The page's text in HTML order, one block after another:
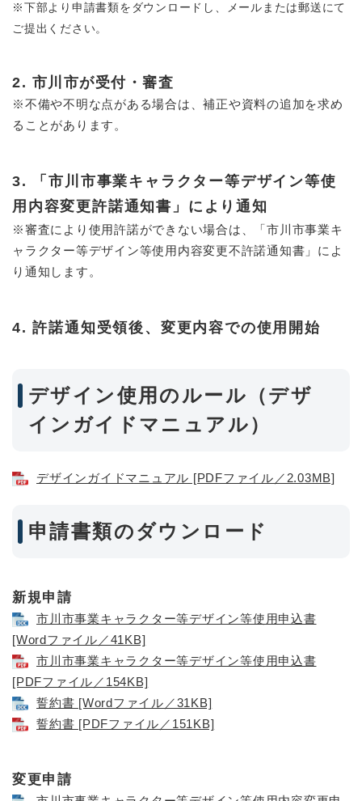
※下部より申請書類をダウンロードし、メールまたは郵送にて
ご提出ください。
2. 市川市が受付・審査
※不備や不明な点がある場合は、補正や資料の追加を求め
ることがあります。
3. 「市川市事業キャラクター等デザイン等使
用内容変更許諾通知書」により通知
※審査により使用許諾ができない場合は、「市川市事業キ
ャラクター等デザイン等使用内容変更不許諾通知書」によ
り通知します。
4. 許諾通知受領後、変更内容での使用開始
デザイン使用のルール（デザ
インガイドマニュアル）
デザインガイドマニュアル [PDFファイル／2.03MB]
申請書類のダウンロード
新規申請
市川市事業キャラクター等デザイン等使用申込書
[Wordファイル／41KB]
市川市事業キャラクター等デザイン等使用申込書
[PDFファイル／154KB]
誓約書 [Wordファイル／31KB]
誓約書 [PDFファイル／151KB]
変更申請